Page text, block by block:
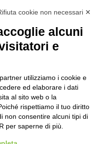
Rossa Italiana
cookie non necessari ✕
alcuni
e
utilizziamo i cookie e
ed elaborare i dati
al sito web o la
rispettiamo il tuo diritto
non consentire alcuni tipi di
per saperne di più.